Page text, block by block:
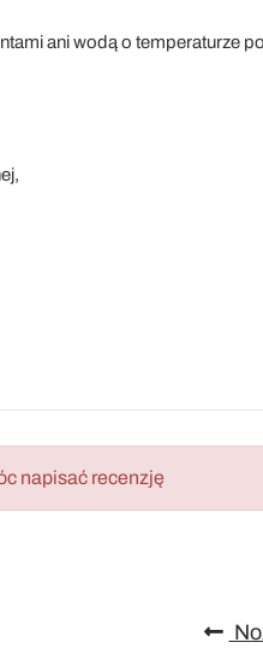
ani wodą o temperaturze
napisać recenzję